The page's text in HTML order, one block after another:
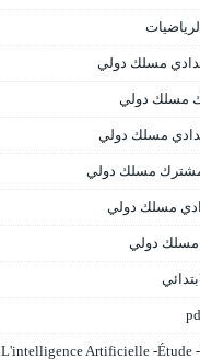
مسلك دولي
مسلك دولي
مسلك دولي
مسلك دولي
مسلك دولي
مسلك دولي
L'intelligence Artificielle -étude -